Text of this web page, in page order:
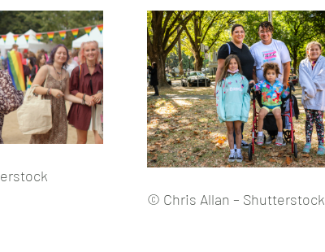
© Chris Allan – Shutterstock